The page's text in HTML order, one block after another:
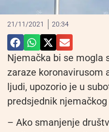
21/11/2021 20:34
Njemačka bi se mogla
zaraze koronavirusom
ljudi, upozorio je u
predsjednik
– Ako smanjenje